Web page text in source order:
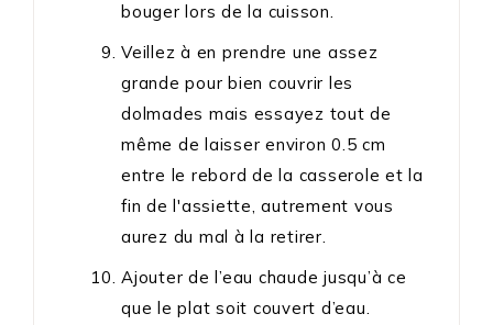
bouger lors de la cuisson.
Veillez à en prendre une assez
grande pour bien couvrir les
dolmades mais essayez tout de
même de laisser environ 0.5 cm
entre le rebord de la casserole et la
fin de l'assiette, autrement vous
aurez du mal à la retirer.
Ajouter de l’eau chaude jusqu’à ce
que le plat soit couvert d’eau.